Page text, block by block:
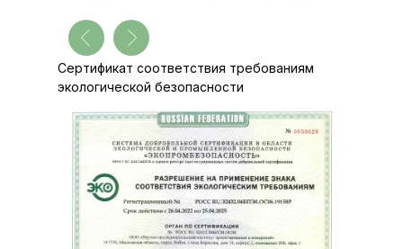
Сертификат соответствия требованиям
экологической безопасности